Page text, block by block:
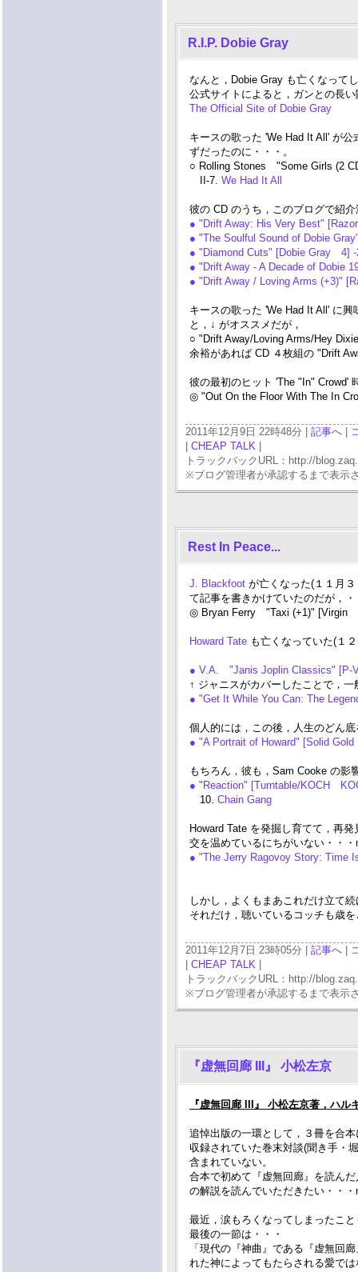
R.I.P. Dobie Gray
なんと，Dobie Gray も亡くなって
公式サイトによると，ガンとの長
The Official Site of Dobie Gray
キースの歌った 'We Had It All' が
ずだったのに・・・。
○ Rolling Stones "Some Girls (2
II-7. We Had It All
彼の CD のうち，このブログで紹
● "Drift Away: His Very Best"
● "The Soulful Sound of Dobie
● "Diamond Cuts" [Dobie Gray 4] -
● "Drift Away - A Decade of Dobie
● "Drift Away / Loving Arms (+3)"
キースの歌った 'We Had It All' に
と，↓ がオススメだが，
○ "Drift Away/Loving Arms/Hey
余裕があれば CD ４枚組の "Drift
彼の最初のヒット 'The "In" Crowd'
◎ "Out On the Floor With The In
2011年12月9日 22時48分 | 記事へ
CHEAP TALK
トラックバックURL：http://
※ブログ管理者が承認するまで表示
Rest In Peace...
J. Blackfoot が亡くなった(１１月
て記事を書きかけていたのだが，・
◎ Bryan Ferry "Taxi (+1)" [Virgin
Howard Tate も亡くなっていた(１
● V.A. "Janis Joplin Classics" [P-
↑ ジャニスがカバーしたことで，
● "Get It While You Can: The
個人的には，この後，人生のどん
● "A Portrait of Howard" [Solid
もちろん，彼も，Sam Cooke の影
● "Reaction" [Turntable/KOCH
10. Chain Gang
Howard Tate を発掘し育てて，再
交を温めているにちがいない・・・
● "The Jerry Ragovoy Story: Time
しかし，よくもまあこれだけ立て
それだけ，聴いているコッチも歳
2011年12月7日 23時05分 | 記事へ
CHEAP TALK
トラックバックURL：http://
※ブログ管理者が承認するまで表示
『虚無回廊 III』 小松左京
『虚無回廊 III』 小松左京著，ハル
追悼出版の一環として，３冊を合
収録されていた巻末対談(聞き手・
含まれていない。
合本で初めて『虚無回廊』を読ん
の解説を読んでいただきたい・・・
最近，涙もろくなってしまったこ
最後の一節は・・・
「現代の『神曲』である『虚無回
れた神によってもたらされる愛で